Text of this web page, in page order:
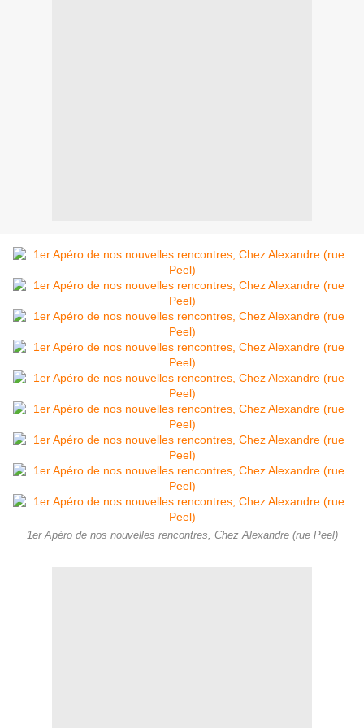
1er Apéro de nos nouvelles rencontres, Chez Alexandre (rue Peel)